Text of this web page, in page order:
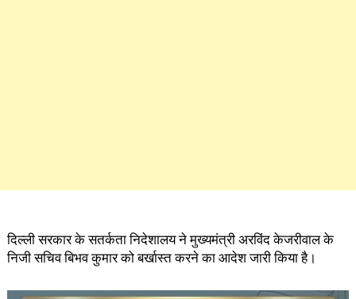
दिल्ली सरकार के सतर्कता निदेशालय ने मुख्यमंत्री अरविंद केजरीवाल के
निजी सचिव बिभव कुमार को बर्खास्त करने का आदेश जारी किया है।